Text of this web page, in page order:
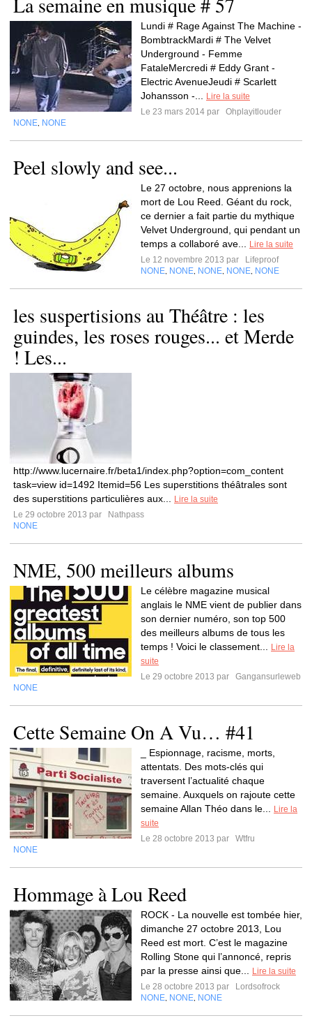
Lundi # Rage Against The Machine -
BombtrackMardi # The Velvet
Underground - Femme
FataleMercredi # Eddy Grant -
Electric AvenueJeudi # Scarlett
Johansson -...
Lire la suite
Le 23 mars 2014 par
Ohplayitlouder
NONE NONE
Peel slowly and see...
Le 27 octobre, nous apprenions la
mort de Lou Reed. Géant du rock,
ce dernier a fait partie du mythique
Velvet Underground, qui pendant un
temps a collaboré ave...
Lire la suite
Le 12 novembre 2013 par
Lifeproof
NONE NONE NONE NONE NONE
les suspertisions au Théâtre : les
guindes, les roses rouges... et Merde
! Les...
http://www.lucernaire.fr/beta1/index.php?option=com_content
task=view id=1492 Itemid=56 Les superstitions théâtrales sont
des superstitions particulières aux...
Lire la suite
Le 29 octobre 2013 par
Nathpass
NONE
NME, 500 meilleurs albums
Le célèbre magazine musical
anglais le NME vient de publier dans
son dernier numéro, son top 500
des meilleurs albums de tous les
temps ! Voici le classement...
Lire la
suite
Le 29 octobre 2013 par
Gangansurleweb
NONE
Cette Semaine On A Vu… #41
_ Espionnage, racisme, morts,
attentats. Des mots-clés qui
traversent l’actualité chaque
semaine. Auxquels on rajoute cette
semaine Allan Théo dans le...
Lire la
suite
Le 28 octobre 2013 par
Wtfru
NONE
Hommage à Lou Reed
ROCK - La nouvelle est tombée hier,
dimanche 27 octobre 2013, Lou
Reed est mort. C’est le magazine
Rolling Stone qui l’annoncé, repris
par la presse ainsi que...
Lire la suite
Le 28 octobre 2013 par
Lordsofrock
NONE NONE NONE